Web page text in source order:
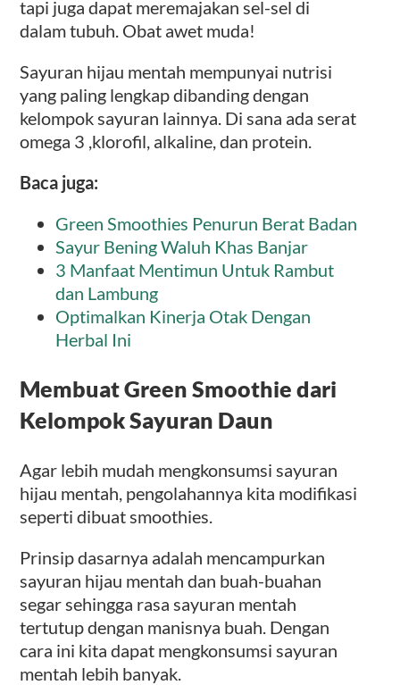
tapi juga dapat meremajakan sel-sel di
dalam tubuh. Obat awet muda!
Sayuran hijau mentah mempunyai nutrisi
yang paling lengkap dibanding dengan
kelompok sayuran lainnya. Di sana ada serat
omega 3 ,klorofil, alkaline, dan protein.
Baca juga:
Green Smoothies Penurun Berat Badan
Sayur Bening Waluh Khas Banjar
3 Manfaat Mentimun Untuk Rambut
dan Lambung
Optimalkan Kinerja Otak Dengan
Herbal Ini
Membuat Green Smoothie dari
Kelompok Sayuran Daun
Agar lebih mudah mengkonsumsi sayuran
hijau mentah, pengolahannya kita modifikasi
seperti dibuat smoothies.
Prinsip dasarnya adalah mencampurkan
sayuran hijau mentah dan buah-buahan
segar sehingga rasa sayuran mentah
tertutup dengan manisnya buah. Dengan
cara ini kita dapat mengkonsumsi sayuran
mentah lebih banyak.